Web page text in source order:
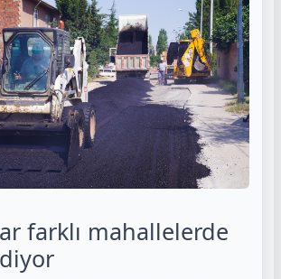
farklı mahallelerde